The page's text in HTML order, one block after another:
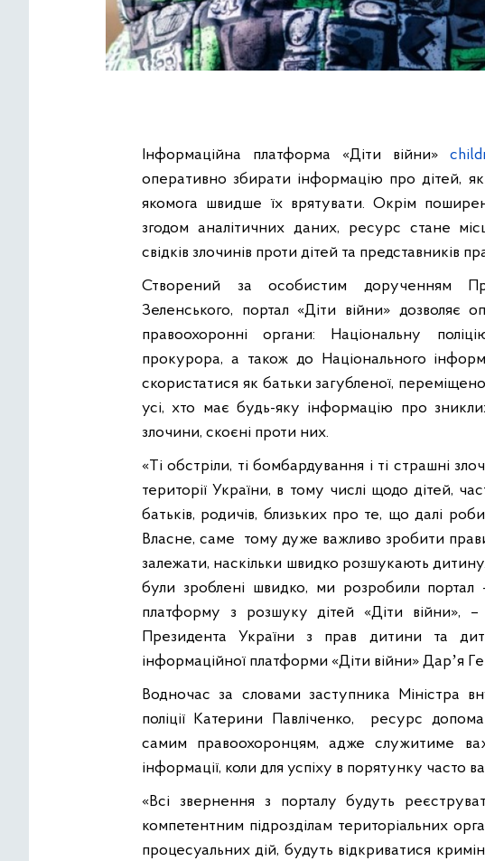
Інформаційна платформа «Діти війни»
оперативно збирати інформацію про дітей,
якомога швидше їх врятувати. Окрім
згодом аналітичних даних, ресурс стане
свідків злочинів проти дітей та представників
Створений за особистим дорученням
Зеленського, портал «Діти війни» дозволяє
правоохоронні органи: Національну
прокурора, а також до Національного
скористатися як батьки загубленої,
усі, хто має будь-яку інформацію про
злочини, скоєні проти них.
«Ті обстріли, ті бомбардування і ті страшні
території України, в тому числі щодо дітей,
батьків, родичів, близьких про те, що далі
Власне, саме тому дуже важливо зробити
залежати, наскільки швидко розшукають
були зроблені швидко, ми розробили
платформу з розшуку дітей «Діти війни»,
Президента України з прав дитини та
інформаційної платформи «Діти війни» Дарʼя
Водночас за словами заступника Міністра
поліції Катерини Павліченко, ресурс
самим правоохоронцям, адже служитиме
інформації, коли для успіху в порятунку часто
«Всі звернення з порталу будуть
компетентним підрозділам територіальних
процесуальних дій, будуть відкриватися